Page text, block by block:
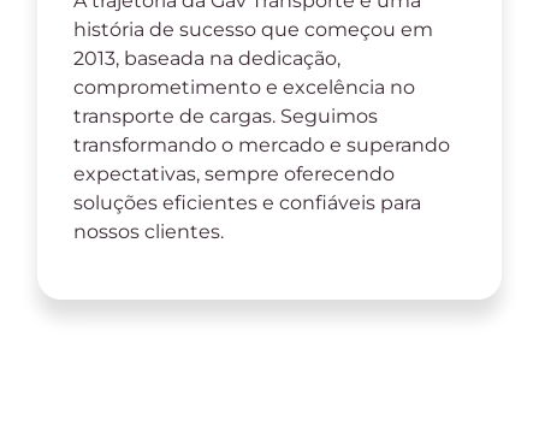
história de sucesso que começou em
2013, baseada na dedicação,
comprometimento e excelência no
transporte de cargas. Seguimos
transformando o mercado e superando
expectativas, sempre oferecendo
soluções eficientes e confiáveis para
nossos clientes.